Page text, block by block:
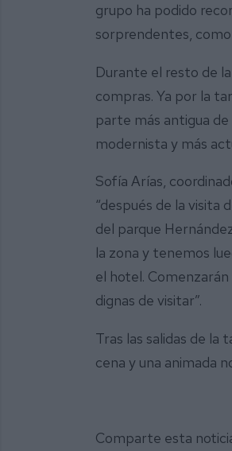
grupo ha podido
sorprendentes,
Durante el resto de
compras. Ya por la
parte más antigua
modernista y más
Sofía Arías,
“después de la visita
del parque
la zona y tenemos
el hotel.
dignas de visitar”.
Tras las salidas de la
cena y una animada
Comparte esta